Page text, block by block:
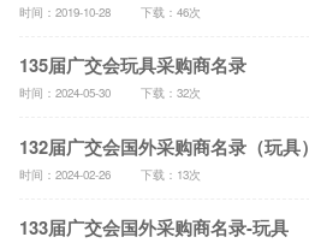
时间：2019-10-28 下载：46次
135届广交会玩具采购商名录
时间：2024-05-30 下载：32次
132届广交会国外采购商名录（玩具）
时间：2024-02-26 下载：13次
133届广交会国外采购商名录-玩具